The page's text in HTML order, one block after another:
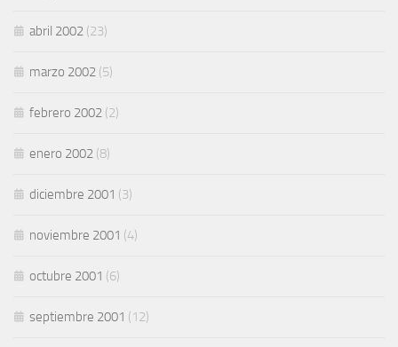
abril 2002 (23)
marzo 2002 (5)
febrero 2002 (2)
enero 2002 (8)
diciembre 2001 (3)
noviembre 2001 (4)
octubre 2001 (6)
septiembre 2001 (12)